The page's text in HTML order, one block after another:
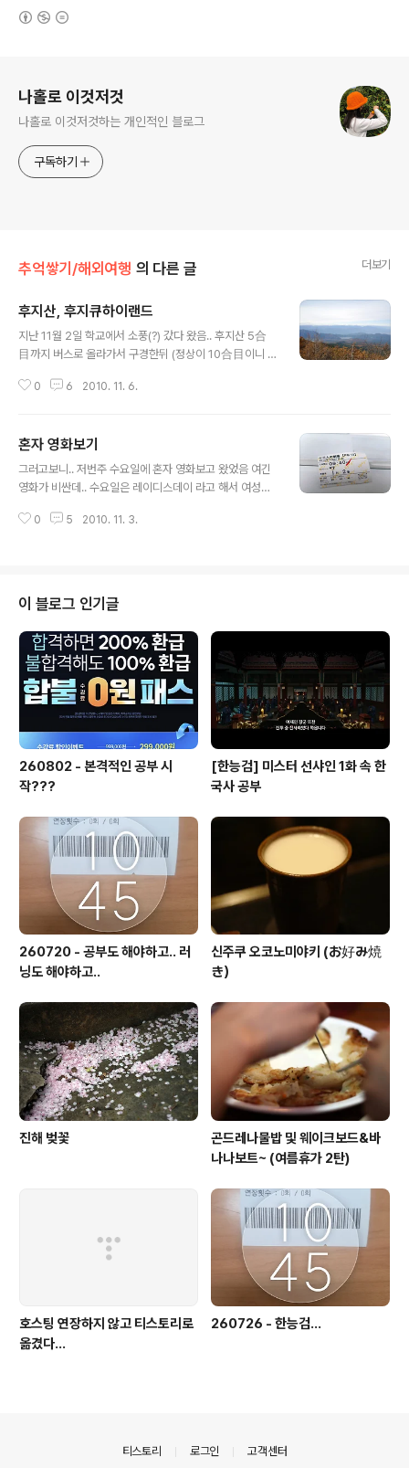
나홀로 이것저것
나홀로 이것저것하는 개인적인 블로그
구독하기
추억쌓기/해외여행 의 다른 글 더보기
후지산, 후지큐하이랜드
지난 11월 2일 학교에서 소풍(?) 갔다 왔음.. 후지산 5合
目까지 버스로 올라가서 구경한뒤 (정상이 10合目이니 중
비오고 그랬는데;; 다행히 날씨는 맑았다.. 하지만 안개,, 구
후지메론빵얘기를 하길래 사먹으러 왔다 250엔.. 비싸지
만.. 기념이니까~ 웃긴건 3개 넣어놓고 1000엔 받음 포장
값 ㅎㄷㄷ 맛은 평범함 ㅜㅜ; 이렇게 날씨가 뿌애서.. 뚜렷
한다.. 그래서 우리보고 오늘 정말 운이 좋다고 하던데 -
0 6 2010. 11. 6.
혼자 영화보기
그러고보니.. 저번주 수요일에 혼자 영화보고 왔었음 여긴
영화가 비싼데.. 수요일은 레이디스데이 라고 해서 여성만
객" 보고왔다! 머 90프로 이상 못알아 들었지만;; 사무라이
0 5 2010. 11. 3.
이 블로그 인기글
260802 - 본격적인 공부 시
작???
[한능검] 미스터 선샤인 1화 속 한
국사 공부
260720 - 공부도 해야하고.. 러
닝도 해야하고..
신주쿠 오코노미야키 (お好み焼
き）
진해 벚꽃
곤드레나물밥 및 웨이크보드&바
나나보트~ (여름휴가 2탄)
호스팅 연장하지 않고 티스토리로
옮겼다...
260726 - 한능검...
티스토리 로그인 고객센터